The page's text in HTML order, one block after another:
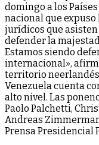
domingo a los
nacional que
jurídicos que asisten
defender la
Estamos siendo
internacional»,
territorio
Venezuela cuenta
alto nivel. Las
Paolo Palchetti,
Andreas
Prensa Presidencial